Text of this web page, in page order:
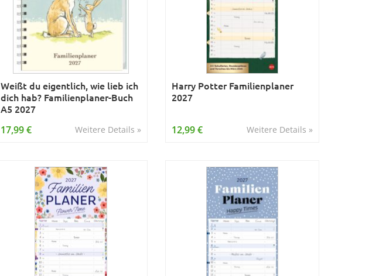
Weißt du eigentlich, wie lieb ich
dich hab? Familienplaner-Buch
A5 2027
Weitere Details »
17,99 €
Harry Potter Familienplaner
2027
Weitere Details »
12,99 €